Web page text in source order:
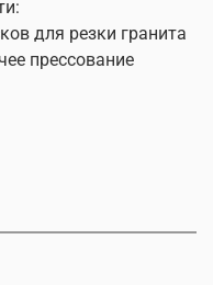
для резки гранита
прессование